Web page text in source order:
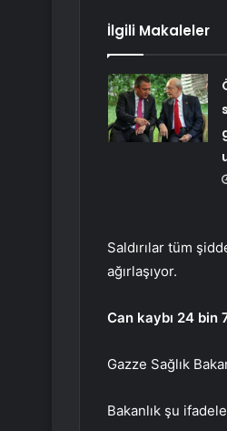
İlgili Makaleler
Saldırılar tüm
ağırlaşıyor.
Can kaybı 24 bin
Gazze Sağlık
Bakanlık şu